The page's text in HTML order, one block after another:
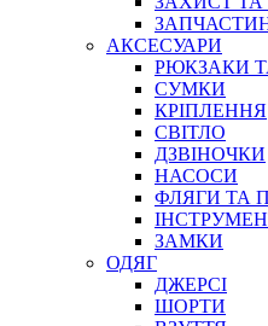
АКСЕСУАРИ
РЮКЗАКИ
СУМКИ
КРІПЛЕННЯ
СВІТЛО
ДЗВІНОЧКИ
НАСОСИ
ФЛЯГИ ТА
ЗАМКИ
ОДЯГ
ДЖЕРСІ
ШОРТИ